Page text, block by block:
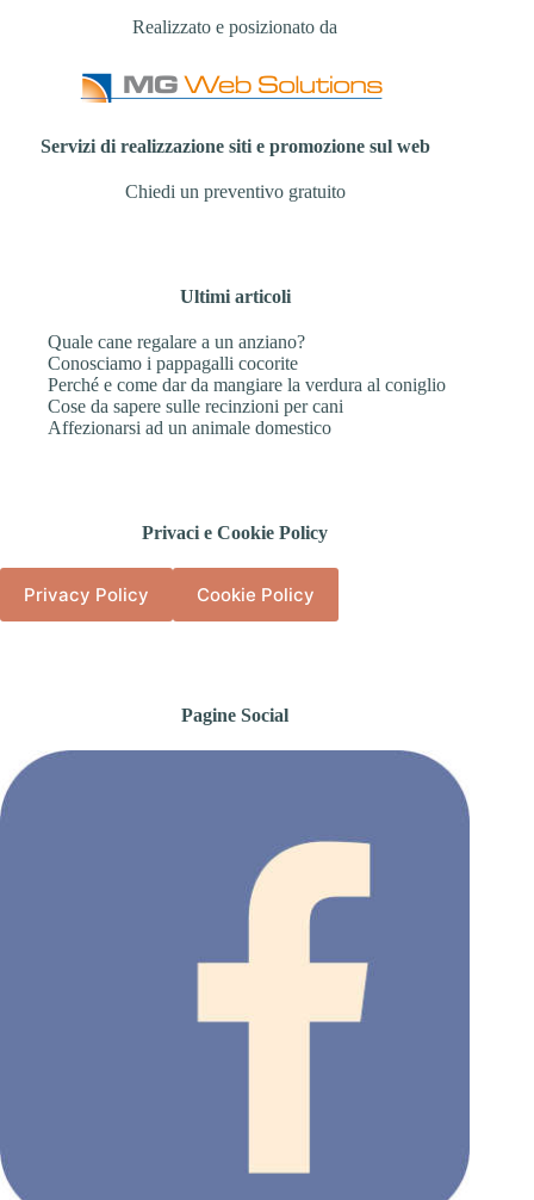
Realizzato e posizionato da
Servizi di realizzazione siti e promozione sul web
Chiedi un preventivo gratuito
Ultimi articoli
Quale cane regalare a un anziano?
Conosciamo i pappagalli cocorite
Perché e come dar da mangiare la verdura al coniglio
Cose da sapere sulle recinzioni per cani
Affezionarsi ad un animale domestico
Privaci e Cookie Policy
Privacy Policy Cookie Policy
Pagine Social